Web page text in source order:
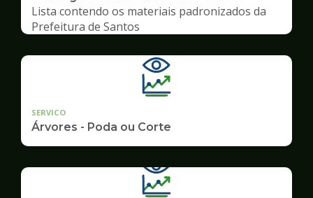
Lista contendo os materiais padronizados da
Prefeitura de Santos
SERVICO
Árvores - Poda ou Corte